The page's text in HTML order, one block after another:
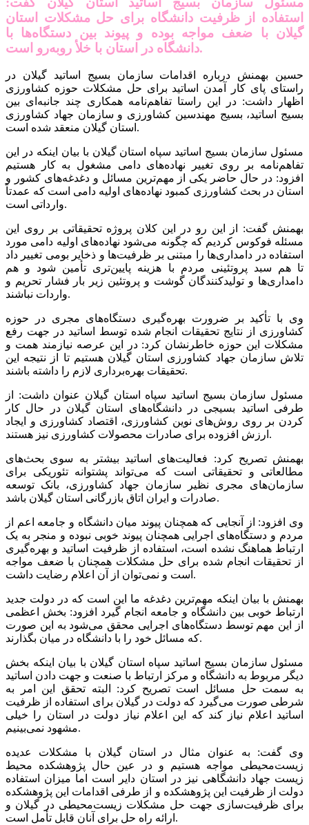
استفاده از ظرفیت دانشگاه برای حل مشکلات استان
گیلان با ضعف مواجه بوده و پیوند بین دستگاه‌ها با
دانشگاه در استان با خلأ روبه‌رو است.
حسین بهمنش درباره اقدامات سازمان بسیج اساتید گیلان در
راستای پای‌ کار آمدن اساتید برای حل مشکلات حوزه کشاورزی
اظهار داشت: در این راستا تفاهم‌‌نامه همکاری چند جانبه‌ای بین
بسیج اساتید، بسیج مهندسین کشاورزی و سازمان جهاد کشاورزی
استان گیلان منعقد شده است.
مسئول سازمان بسیج اساتید سپاه استان گیلان با بیان اینکه در این
تفاهم‌نامه بر روی تغییر نهاده‌های دامی مشغول به کار هستیم
افزود: در حال حاضر یکی از مهم‌ترین مسائل و دغدغه‌های کشور و
استان در بحث کشاورزی کمبود نهاده‌های اولیه دامی است که عمدتاً
وارداتی است.
بهمنش گفت: از این رو در این کلان پروژه تحقیقاتی بر روی این
مسئله فوکوس کردیم که چگونه می‌شود نهاده‌های اولیه دامی مورد
استفاده در دامداری‌ها را مبتنی بر ظرفیت‌ها و ذخایر بومی تغییر داد
تا هم سبد پروتئینی مردم با هزینه پایین‌تری تأمین شود و هم
دامداری‌ها و تولید‌کنندگان گوشت و پروتئین زیر بار فشار تحریم و
واردات نباشند.
وی با تأکید بر ضرورت بهره‌گیری دستگاه‌های مجری در حوزه
کشاورزی از نتایج تحقیقات انجام شده توسط اساتید در جهت رفع
مشکلات این حوزه خاطرنشان کرد: در این عرصه نیازمند همت و
تلاش سازمان جهاد کشاورزی استان گیلان هستیم تا از نتیجه این
تحقیقات بهره‌برداری لازم را داشته باشند.
مسئول سازمان بسیج اساتید سپاه استان گیلان عنوان داشت: از
طرفی اساتید بسیجی در دانشگاه‌های استان گیلان در حال کار
کردن بر روی روش‌های نوین کشاورزی، اقتصاد کشاورزی و ایجاد
ارزش افزوده برای صادرات محصولات کشاورزی نیز هستند.
بهمنش تصریح کرد: فعالیت‌های اساتید بیشتر به سوی بحث‌های
مطالعاتی و تحقیقاتی است که می‌تواند پشتوانه تئوریکی برای
سازمان‌های مجری نظیر سازمان جهاد کشاورزی، بانک توسعه
صادرات و ایران اتاق بازرگانی استان گیلان باشد.
وی افزود: از آنجایی که همچنان پیوند میان دانشگاه و جامعه اعم از
مردم و دستگاه‌های اجرایی همچنان پیوند خوبی نبوده و منجر به یک
ارتباط هماهنگ نشده است، استفاده از ظرفیت اساتید و بهره‌گیری
از تحقیقات انجام شده برای حل مشکلات همچنان با ضعف مواجه
است و نمی‌توان از آن اعلام رضایت داشت.
بهمنش با بیان اینکه مهم‌ترین دغدغه ما این است که در دولت جدید
ارتباط خوبی بین دانشگاه و جامعه انجام گیرد افزود: بخش اعظمی
از این مهم توسط دستگاه‌های اجرایی محقق می‌شود به این صورت
که مسائل خود را با دانشگاه در میان بگذارند.
مسئول سازمان بسیج اساتید سپاه استان گیلان با بیان اینکه بخش
دیگر مربوط به دانشگاه و مرکز ارتباط با صنعت و جهت دادن اساتید
به سمت حل مسائل است تصریح کرد: البته تحقق این امر به
شرطی صورت می‌گیرد که دولت در گیلان برای استفاده از ظرفیت
اساتید اعلام نیاز کند که این اعلام نیاز دولت در استان را خیلی
مشهود نمی‌بینیم.
وی گفت: به عنوان مثال در استان گیلان با مشکلات عدیده
زیست‌محیطی مواجه هستیم و در عین حال پژوهشکده محیط
زیست جهاد دانشگاهی نیز در استان دایر است اما میزان استفاده
دولت از ظرفیت این پژوهشکده و از طرفی اقدامات این پژوهشکده
برای ظرفیت‌سازی جهت حل مشکلات زیست‌محیطی در گیلان و
ارائه راه حل برای آنان قابل تأمل است.